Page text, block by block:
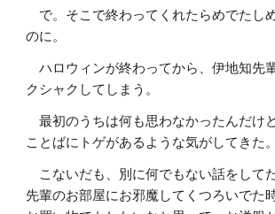
で。そこで終わってくれたらめでたし
のに。
ハロウィンが終わってから、伊地知先
クシャクしてしまう。
最初のうちは何も思わなかったんだけ
ことばにトゲがあるような気がしてきた。
こないだも、別に何でもない話をして
先輩のお部屋にお邪魔してくつろいでた